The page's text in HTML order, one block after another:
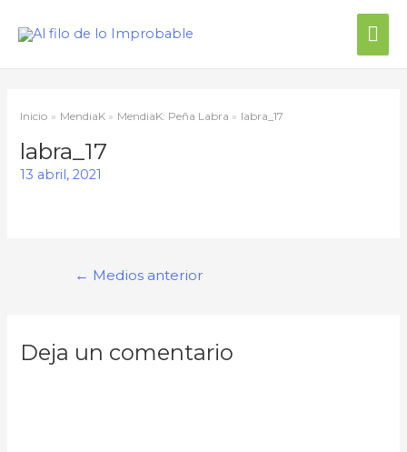
Inicio MendiaK MendiaK: Peña Labra labra_17
labra_17
13 abril, 2021
Navegación
← Medios anterior
Deja un comentario